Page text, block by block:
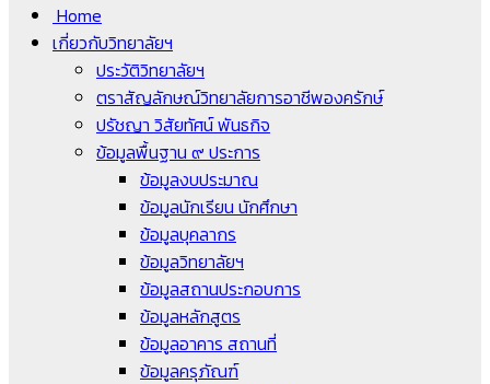
Home
เกี่ยวกับวิทยาลัยฯ
ประวัติวิทยาลัยฯ
ตราสัญลักษณ์วิทยาลัยการอาชีพองครักษ์
ปรัชญา วิสัยทัศน์ พันธกิจ
ข้อมูลพื้นฐาน ๙ ประการ
ข้อมูลงบประมาณ
ข้อมูลนักเรียน นักศึกษา
ข้อมูลบุคลากร
ข้อมูลวิทยาลัยฯ
ข้อมูลสถานประกอบการ
ข้อมูลหลักสูตร
ข้อมูลอาคาร สถานที่
ข้อมูลครุภัณฑ์